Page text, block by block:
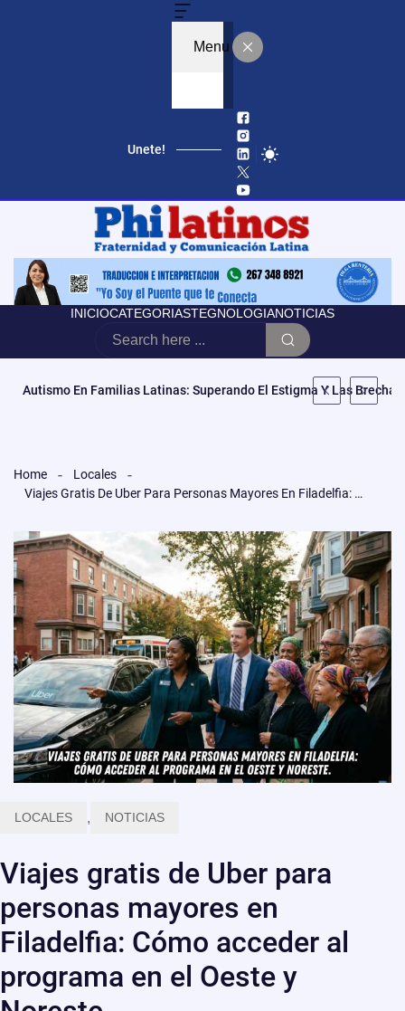
Menu
Unete!
INICIOCATEGORIASTEGNOLOGIANOTICIAS
Autismo En Familias Latinas: Superando El Estigma Y Las Brechas
Home
Locales
Viajes Gratis De Uber Para Personas Mayores En Filadelfia: Cómo Acceder Al Programa En El Oeste Y Noreste.
LOCALES , NOTICIAS
Viajes gratis de Uber para
personas mayores en
Filadelfia: Cómo acceder al
programa en el Oeste y